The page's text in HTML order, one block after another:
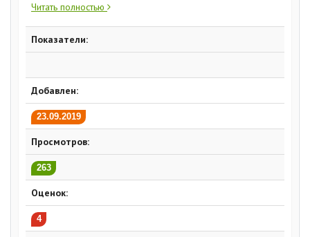
Читать полностью
Показатели:
Добавлен:
23.09.2019
Просмотров:
263
Оценок:
4